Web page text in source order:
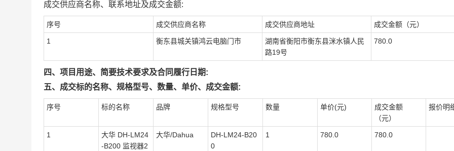
成交供应商名称、联系地址及成交金额:
序号 成交供应商名称 成交供应商地址 成交金额（元）
1 衡东县城关镇鸿云电脑门市
湖南省衡阳市衡东县洣水镇人民
路19号
780.0
四、项目用途、简要技术要求及合同履行日期:
五、成交标的名称、规格型号、数量、单价、成交金额:
序号 标的名称 品牌 规格型号 数量 单价(元)
成交金额
（元）
报价明
1
大华 DH-LM24
-B200 监视器2
大华/Dahua
DH-LM24-B20
0
1 780.0 780.0